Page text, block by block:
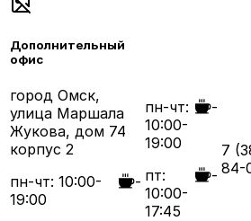
Дополнительный
офис
город Омск,
улица Маршала
Жукова, дом 74
корпус 2
пн-чт: 10:00-
19:00
-
пн-чт:
10:00-
19:00
-
пт:
10:00-
17:45
-
7
84-